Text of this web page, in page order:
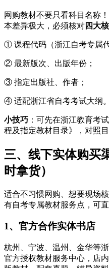
网购教材不要只看科目名称
本差异极大，必须核对四大
① 课程代码（浙江自考专属
② 最新版次、出版年份；
③ 指定出版社、作者；
④ 适配浙江省自考考试大纲。
小技巧 ：可先在浙江教育考
程及指定教材目录》，对照
三、线下实体购买
时拿货）
适合不习惯网购、想要现场
有自考专属教材服务点，可直
1、官方合作实体书店
杭州、宁波、温州、金华等
官方授权教材服务中心，店